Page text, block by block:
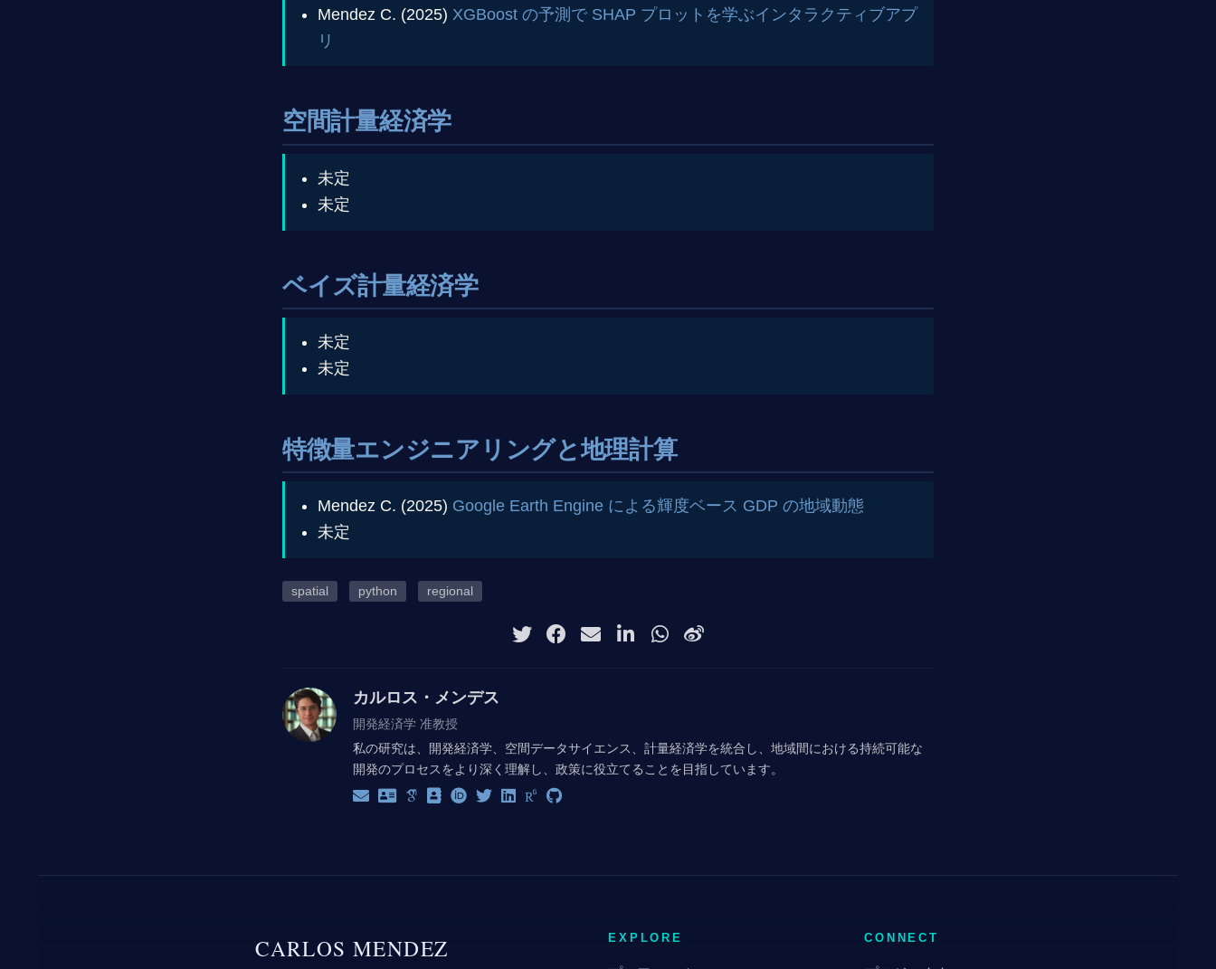
Mendez C. (2025) XGBoost の予測で SHAP プロットを学ぶインタラクティブアプ
リ
空間計量経済学
未定
未定
ベイズ計量経済学
未定
未定
特徴量エンジニアリングと地理計算
Mendez C. (2025) Google Earth Engine による輝度ベース GDP の地域動態
未定
spatial python regional
カルロス・メンデス
開発経済学 准教授
私の研究は、開発経済学、空間データサイエンス、計量経済学を統合し、地域間における持続可能な
開発のプロセスをより深く理解し、政策に役立てることを目指しています。
CARLOS MENDEZ EXPLORE CONNECT